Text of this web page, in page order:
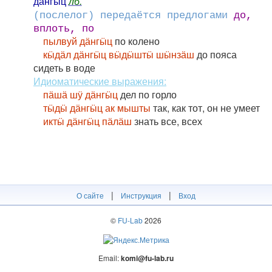
(послелог) передаётся предлогами до,
вплоть, по
пылвуй дӓнгӹц по колено
кӹдӓл дӓнгӹц вӹдӹштӹ шӹнзӓш до пояса
сидеть в воде
Идиоматические выражения:
пӓшӓ шӱ дӓнгӹцдел по горло
тӹдӹ дӓнгӹц ак мышты так, как тот, он не умеет
иктӹ дӓнгӹц пӓлӓш знать все, всех
О сайте | Инструкция | Вход
© FU-Lab2026
Email:komi@fu-lab.ru